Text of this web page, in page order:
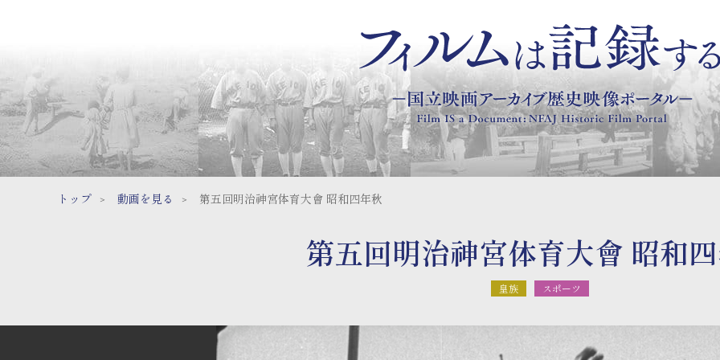
トップ 動画を見る 第五回明治神宮体育大會 昭和四年秋
第五回明治神宮体育大會 昭和
皇族 スポーツ